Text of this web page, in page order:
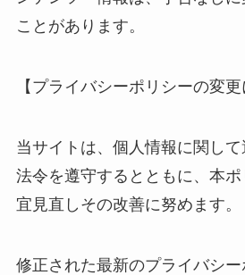
ことがあります。
【プライバシーポリシーの変更
当サイトは、個人情報に関し
法令を遵守するとともに、本
宜見直しその改善に努めます。
修正された最新のプライバシ